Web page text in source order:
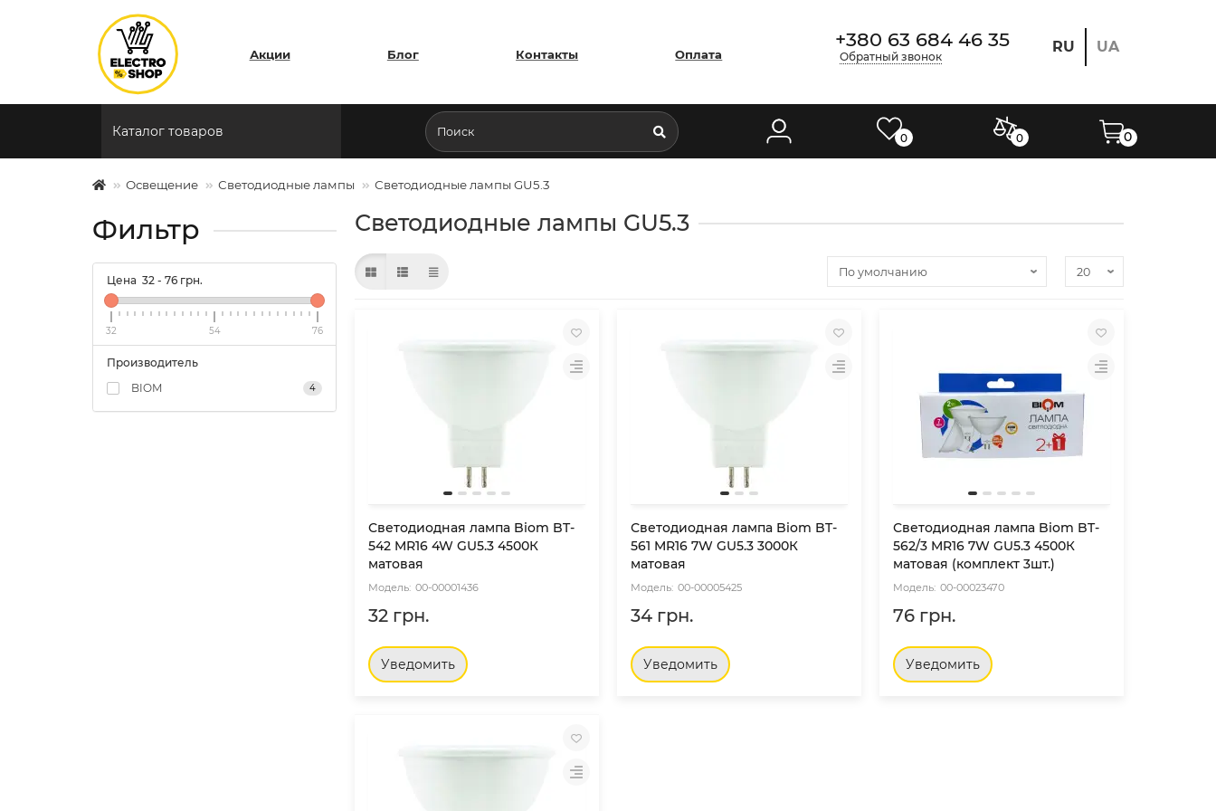
Акции Блог Контакты Оплата
+380 63 684 46 35
Обратный звонок
RU UA
Каталог товаров 0 0 0
Освещение Светодиодные лампы Светодиодные лампы GU5.3
Фильтр
Цена 32 - 76 грн.
32 54 76
Производитель
BIOM
4
Светодиодные лампы GU5.3
Светодиодная лампа Biom BT-
542 MR16 4W GU5.3 4500К
матовая
00-00001436
32 грн.
Уведомить
Светодиодная лампа Biom BT-
561 MR16 7W GU5.3 3000К
матовая
00-00005425
34 грн.
Уведомить
Светодиодная лампа Biom BT-
562/3 MR16 7W GU5.3 4500К
матовая (комплект 3шт.)
00-00023470
76 грн.
Уведомить